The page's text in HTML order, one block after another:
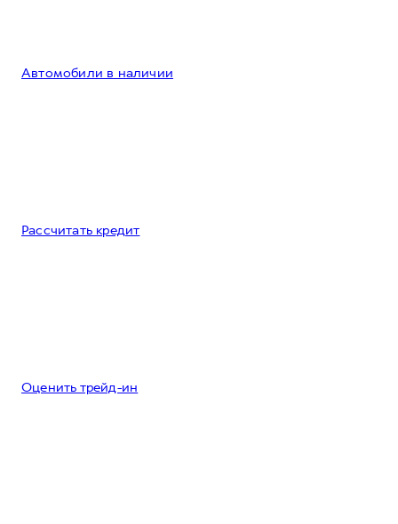
Автомобили в наличии
Рассчитать кредит
Оценить трейд-ин